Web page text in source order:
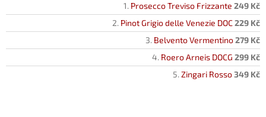
Prosecco Treviso Frizzante 249 Kč
Pinot Grigio delle Venezie DOC229 Kč
Belvento Vermentino279 Kč
Roero Arneis DOCG 299 Kč
Zingari Rosso349 Kč